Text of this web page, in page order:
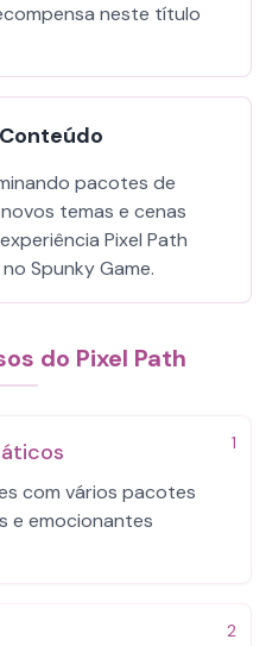
neste título
pacotes de
temas e cenas
Pixel Path
Spunky Game.
do Pixel Path
1
com vários pacotes
e emocionantes
2